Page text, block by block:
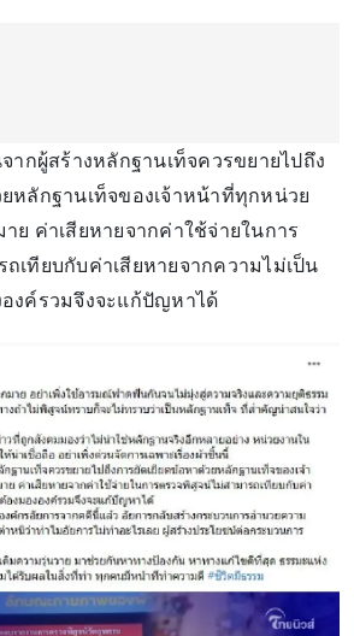
ากผู้สร้างหลักฐานเท็จควรขยายไปถึง
หลักฐานเท็จของเจ้าหน้าที่ทุกหน่วย
ย ค่าเสียหายจากค่าใช้จ่ายในการ
เทียบกับค่าเสียหายจากความไม่เป็น
งค์รวมจึงจะแก้ปัญหาได้